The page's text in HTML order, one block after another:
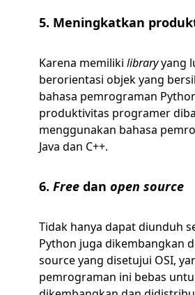
5. Meningkatkan
Karena memiliki libraryyang
berorientasi objek yang
bahasa pemrograman
produktivitas programer
menggunakan bahasa
Java dan C++.
6. Free dan open source
Tidak hanya dapat diunduh
Python juga dikembangkan
source yang disetujui OSI,
pemrograman ini bebas